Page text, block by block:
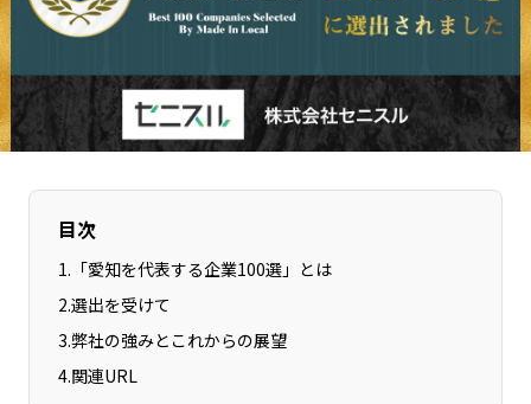
長野エリア
岐阜エリア
三重エリア
滋賀エリア
京都エリア
大阪市エリア
奈良エリア
鳥取エリア
島根エリア
岡山エリア
山口エリア
徳島エリア
香川エリア
目次
1. 「愛知を代表する企業100選」とは
2.選出を受けて
3.弊社の強みとこれからの展望
4.関連URL